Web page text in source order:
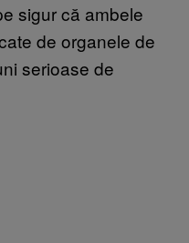
sigur că ambele
de organele de
serioase de